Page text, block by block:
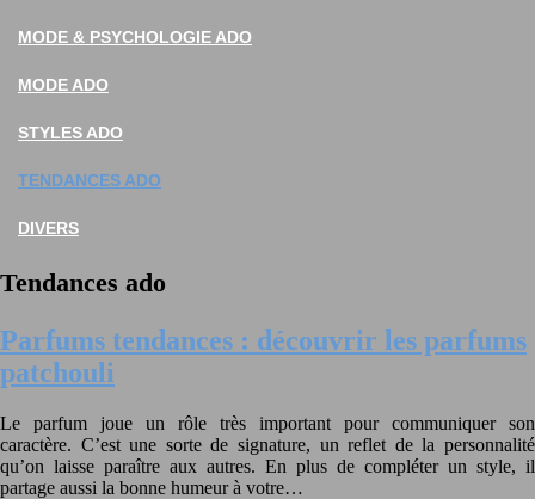
MODE & PSYCHOLOGIE ADO
MODE ADO
STYLES ADO
TENDANCES ADO
DIVERS
Tendances ado
Parfums tendances : découvrir les parfums
patchouli
Le parfum joue un rôle très important pour communiquer son
caractère. C’est une sorte de signature, un reflet de la personnalité
qu’on laisse paraître aux autres. En plus de compléter un style, il
partage aussi la bonne humeur à votre…